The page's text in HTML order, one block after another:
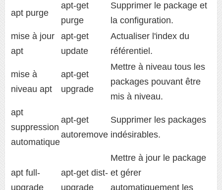
apt purge
apt-get
purge
Supprimer le package et
la configuration.
mise à jour
apt
apt-get
update
Actualiser l'index du
référentiel.
mise à
niveau apt
apt-get
upgrade
Mettre à niveau tous les
packages pouvant être
mis à niveau.
apt
suppression
automatique
apt-get
autoremove
Supprimer les packages
indésirables.
apt full-
upgrade
apt-get dist-
upgrade
Mettre à jour le package
et gérer
automatiquement les